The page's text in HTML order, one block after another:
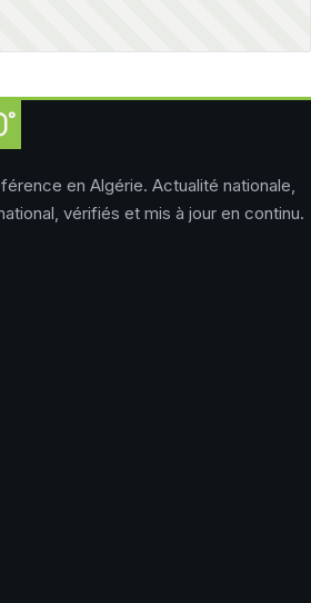
en Algérie. Actualité nationale,
vérifiés et mis à jour en continu.